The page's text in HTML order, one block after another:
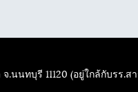
.นนทบุรี 11120 (อยู่ใกล้กับรร.